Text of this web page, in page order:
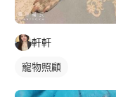
軒軒
寵物照顧